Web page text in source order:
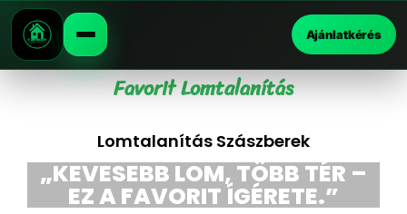
Ajánlatkérés
Favorit Lomtalanítás
Lomtalanítás Szászberek
„KEVESEBB LOM, TÖBB TÉR –
EZ A FAVORIT ÍGÉRETE.”